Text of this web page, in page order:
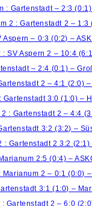
: Gartenstadt – 2:3
2 : Gartenstadt 2 –
– 0:3 (0:2) –
SV Aspern 2 – 10:4
– 2:4 (0:1) –
2 – 4:1 (2:0)
3:0 (1:0) –
: Gartenstadt 2 – 4:4
3:2 (3:2) –
: Gartenstadt 2 3:2
2:5 (0:4) –
2 – 0:1 (0:0) –
3:1 (1:0) –
Gartenstadt 2 – 6:0